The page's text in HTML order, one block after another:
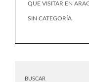
QUE VISITAR EN
SIN CATEGORÍA
BUSCAR